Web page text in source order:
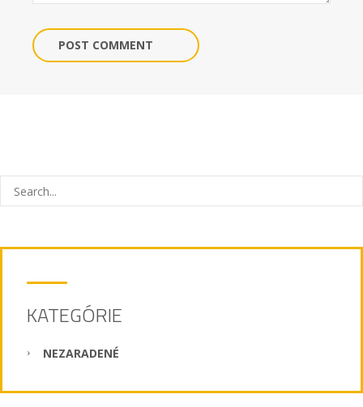
POST COMMENT
KATEGÓRIE
NEZARADENÉ